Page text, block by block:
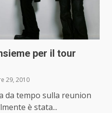
per il tour
29, 2010
da tempo sulla reunion
è stata...